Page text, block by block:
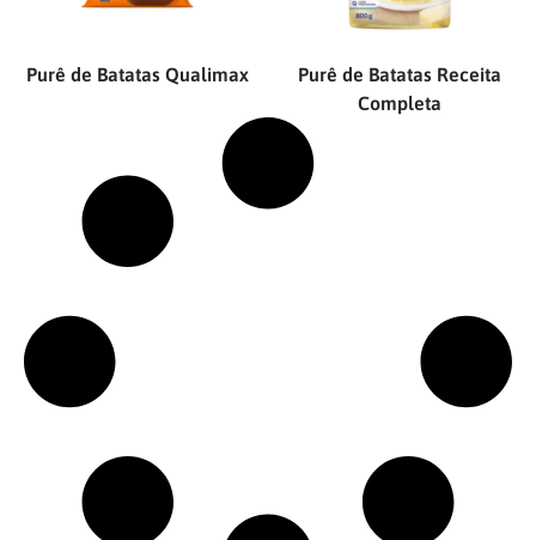
Purê de Batatas Qualimax
Purê de Batatas Receita
Completa